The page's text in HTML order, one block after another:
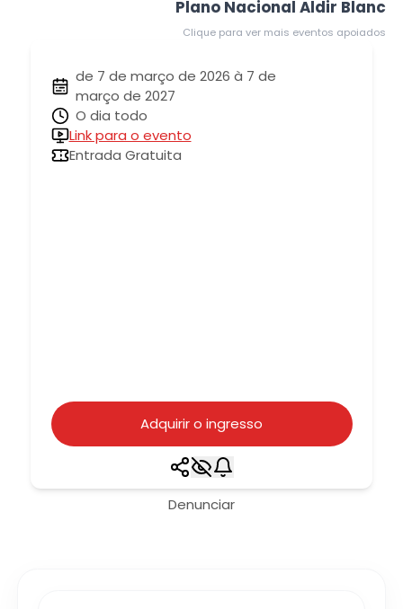
Plano Nacional Aldir Blanc
Clique para ver mais eventos apoiados
de 7 de março de 2026 à 7 de
março de 2027
O dia todo
Link para o evento
Entrada Gratuita
Adquirir o ingresso
Denunciar